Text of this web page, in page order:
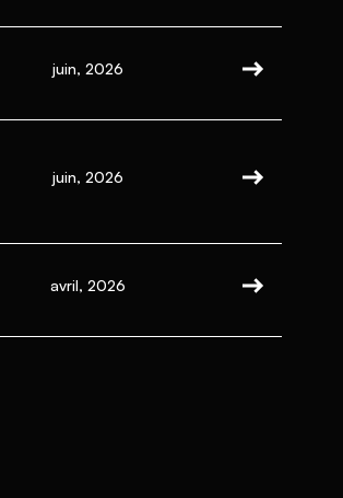
juin, 2026
juin, 2026
avril, 2026